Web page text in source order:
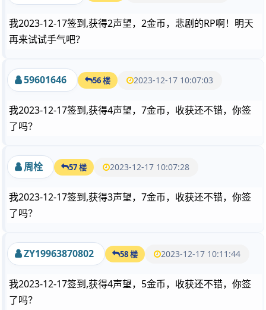
我2023-12-17签到,获得2声望，2金币，悲剧的RP啊！明天
再来试试手气吧？
59601646 56 楼 2023-12-17 10:07:03
我2023-12-17签到,获得4声望，7金币，收获还不错，你签
了吗？
周栓 57 楼 2023-12-17 10:07:28
我2023-12-17签到,获得3声望，7金币，收获还不错，你签
了吗？
ZY19963870802 58 楼 2023-12-17 10:11:44
我2023-12-17签到,获得4声望，5金币，收获还不错，你签
了吗？